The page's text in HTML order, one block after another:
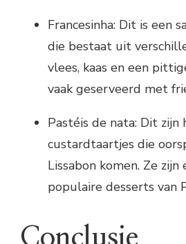
Francesinha: Dit is een
die bestaat uit
vlees, kaas en een
vaak geserveerd met
Pastéis de nata: Dit zijn
custardtaartjes die
Lissabon komen. Ze
populaire desserts van
Conclusie